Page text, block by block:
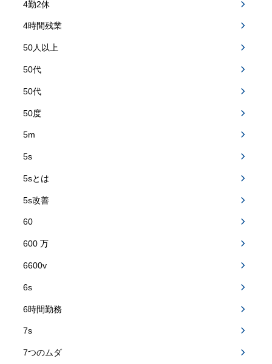
4勤2休
4時間残業
50人以上
50代
50代
50度
5m
5s
5sとは
5s改善
60
600 万
6600v
6s
6時間勤務
7s
7つのムダ